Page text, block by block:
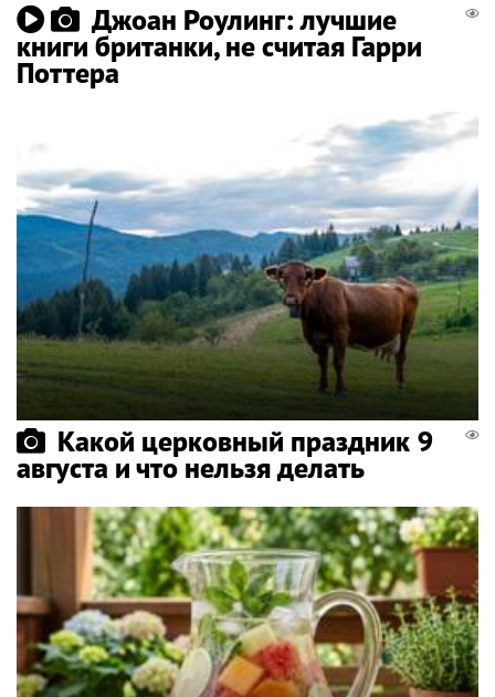
Джоан Роулинг: лучшие
книги британки, не считая Гарри
Поттера
Какой церковный праздник 9
августа и что нельзя делать